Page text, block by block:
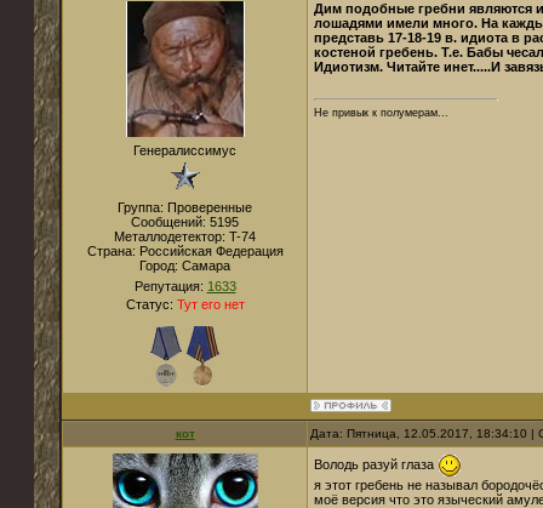
Генералиссимус
Группа: Проверенные
Сообщений: 5195
Металлодетектор: T-74
Страна: Российская Федерация
Город: Самара
Репутация: 1633
Статус: Тут его нет
Дим подобные гребни являются
лошадями имели много. На
представь 17-18-19 в. идиота в
костеной гребень. Т.е. Бабы
Идиотизм. Читайте инет.....И
Не привык к полумерам...
кот Дата: Пятница, 12.05.2017, 18:34:10
Володь разуй глаза
я этот гребень не называл
моё версия что это языческий